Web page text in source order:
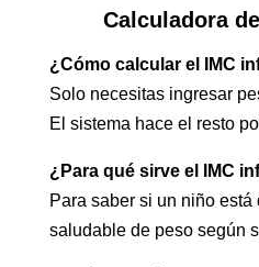
Calculadora
¿Cómo calcular el IMC
Solo necesitas ingresar
El sistema hace el resto
¿Para qué sirve el IMC
Para saber si un niño
saludable de peso según